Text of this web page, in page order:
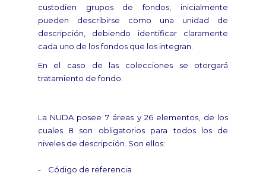
custodien grupos de fondos, inicialmente
pueden describirse como una unidad de
descripción, debiendo identificar claramente
cada uno de los fondos que los integran.
En el caso de las colecciones se otorgará
tratamiento de fondo.
La NUDA posee 7 áreas y 26 elementos, de los
cuales 8 son obligatorios para todos los de
niveles de descripción. Son ellos:
- Código de referencia